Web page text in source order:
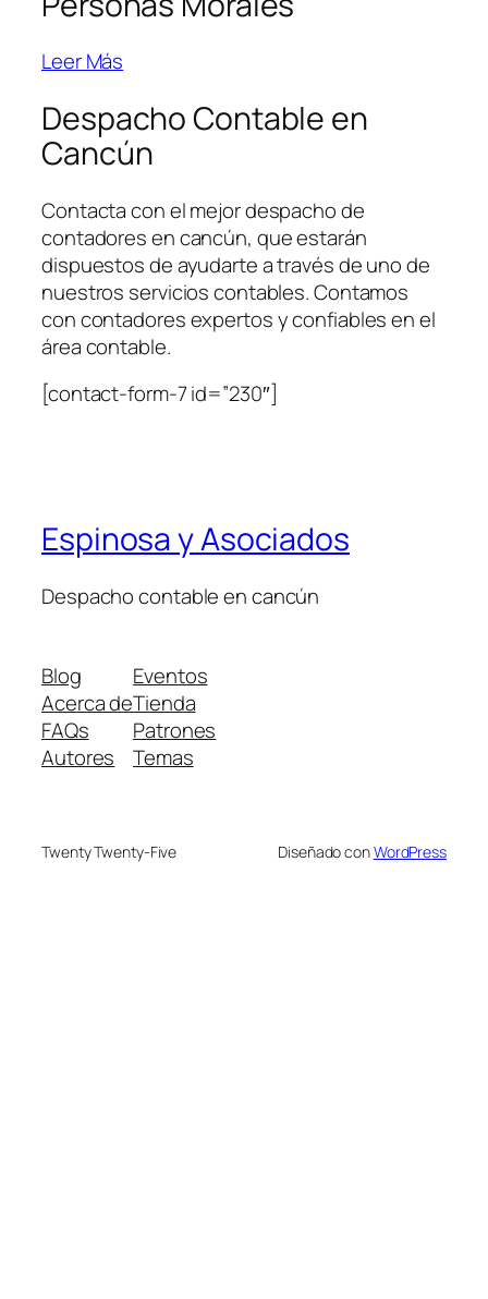
Leer Más
Despacho Contable en
Cancún
Contacta con el mejor despacho de
contadores en cancún, que estarán
dispuestos de ayudarte a través de uno de
nuestros servicios contables. Contamos
con contadores expertos y confiables en el
área contable.
[contact-form-7 id=”230″]
Espinosa y Asociados
Despacho contable en cancún
Blog
Acerca de
FAQs
Autores
Eventos
Tienda
Patrones
Temas
Twenty Twenty-Five Diseñado conWordPress